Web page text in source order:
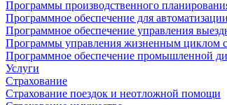
Программы производственного
Программное обеспечение для
Программное обеспечение управления
Программы управления жизненным циклом
Программное обеспечение промышленной
Услуги
Страхование
Страхование поездок и неотложной помощи